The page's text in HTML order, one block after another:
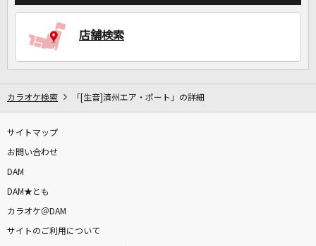
店舗検索
カラオケ検索 「[生音]済州エア・ポート」の詳細
サイトマップ
お問い合わせ
DAM
DAM★とも
カラオケ＠DAM
サイトのご利用について